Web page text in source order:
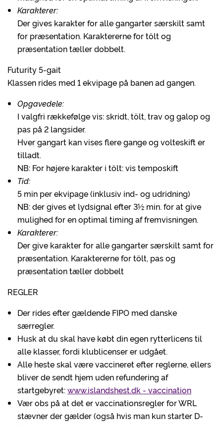
Karakterer:
Der gives karakter for alle gangarter særskilt samt
for præsentation. Karaktererne for tölt og
præsentation tæller dobbelt.
Futurity 5-gait
Klassen rides med 1 ekvipage på banen ad gangen.
Opgavedele:
I valgfri rækkefølge vis: skridt, tölt, trav og galop og
pas på 2 langsider.
Hver gangart kan vises flere gange og volteskift er
tilladt.
NB: For højere karakter i tölt: vis temposkift
Tid:
5 min per ekvipage (inklusiv ind- og udridning)
NB: der gives et lydsignal efter 3½ min. for at give
mulighed for en optimal timing af fremvisningen.
Karakterer:
Der give karakter for alle gangarter særskilt samt for
præsentation. Karaktererne for tölt, pas og
præsentation tæller dobbelt
REGLER
Der rides efter gældende FIPO med danske
særregler.
Husk at du skal have købt din egen rytterlicens til
alle klasser, fordi klublicenser er udgået.
Alle heste skal være vaccineret efter reglerne, ellers
bliver de sendt hjem uden refundering af
startgebyret:www.islandshest.dk - vaccination
Vær obs på at det er vaccinationsregler for WRL
stævner der gælder (også hvis man kun starter D-